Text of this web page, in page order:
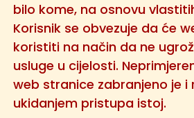
bilo kome, na osnovu
Korisnik se obvezuje da će
koristiti na način da ne
usluge u cijelosti.
web stranice zabranjeno je i
ukidanjem pristupa istoj.